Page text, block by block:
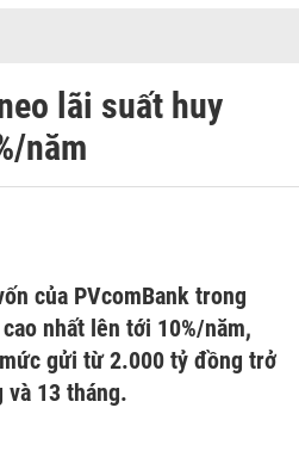
lãi suất huy
năm
của PVcomBank trong
nhất lên tới 10%/năm,
gửi từ 2.000 tỷ đồng trở
và 13 tháng.